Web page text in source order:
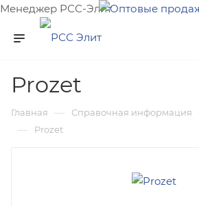
Менеджер РСС-Элит
Напишите нам и мы поможем
для Вас!
Prozet
Главная — Справочная информация
— Prozet